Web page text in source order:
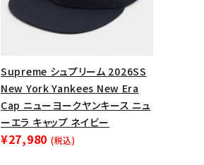
Supreme シュプリーム 2026SS
New York Yankees New Era
Cap ニューヨークヤンキース ニュ
ーエラ キャップ ネイビー
¥27,980 (税込)